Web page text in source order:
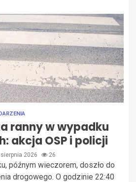
ranny w wypadku
akcja OSP i policji
sierpnia 2026 26
późnym wieczorem, doszło do
drogowego. O godzinie 22:40